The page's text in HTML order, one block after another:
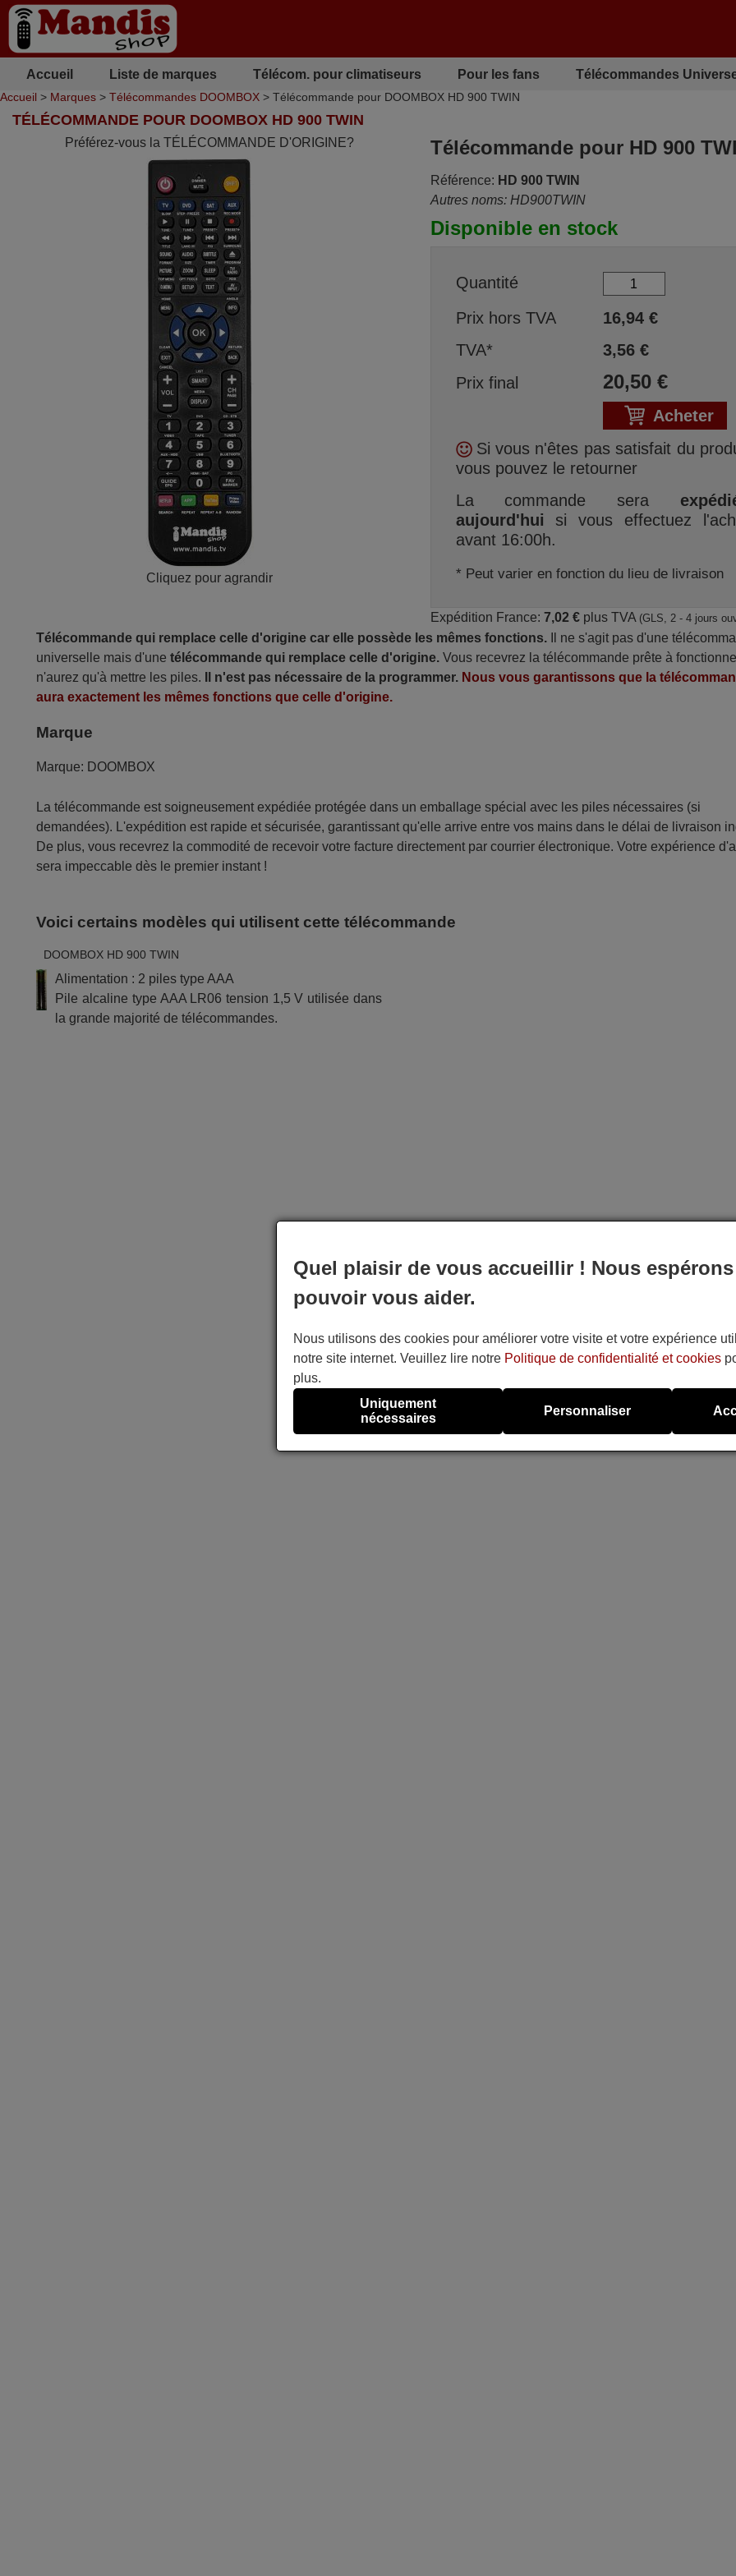
Accueil Liste de marques Télécom. pour climatiseurs Pour les fans Télécommandes
Accueil > Marques > Télécommandes DOOMBOX > Télécommande pour DOOMBOX HD 900 TWIN
TÉLÉCOMMANDE POUR DOOMBOX HD 900 TWIN
Préférez-vous la TÉLÉCOMMANDE D'ORIGINE?
Cliquez pour agrandir
Télécommande pour HD 900
Référence: HD 900 TWIN
Autres noms: HD900TWIN
Disponible en stock
Quantité
Prix hors TVA
16,94€
TVA*
3,56€
Prix final
20,50€
Acheter
Si vous n'êtes pas satisfait du
vous pouvez le retourner
La commande sera
aujourd'hui si vous effectuez
avant 16:00h.
* Peut varier en fonction du lieu de livraison
Expédition France: 7,02 €plus TVA (GLS, 2 - 4 jours
Télécommande qui remplace celle d'origine car elle possède les mêmes fonctions. Il ne s'agit pas d'une
universelle mais d'unetélécommande qui remplace celle d'origine. Vous recevrez la télécommande prête à
n'aurez qu'à mettre les piles.
Il n'est pas nécessaire de la programmer. Nous vous garantissons que la
aura exactement les mêmes fonctions que celle d'origine.
Marque
Marque: DOOMBOX
La télécommande est soigneusement expédiée protégée dans un emballage spécial avec les piles nécessaires (si
demandées). L'expédition est rapide et sécurisée, garantissant qu'elle arrive entre vos mains dans le délai de livraison
De plus, vous recevrez la commodité de recevoir votre facture directement par courrier électronique. Votre expérience
sera impeccable dès le premier instant !
Voici certains modèles qui utilisent cette télécommande
DOOMBOX HD 900 TWIN
Alimentation : 2 piles type AAA
Pile alcaline type AAA LR06 tension 1,5 V utilisée dans
la grande majorité de télécommandes.
Quel plaisir de vous accueillir ! Nous espérons
pouvoir vous aider.
Nous utilisons des cookies pour améliorer votre visite et votre expérience
notre site internet. Veuillez lire notre Politique de confidentialité et cookies
plus.
Uniquement
nécessaires
Personnaliser